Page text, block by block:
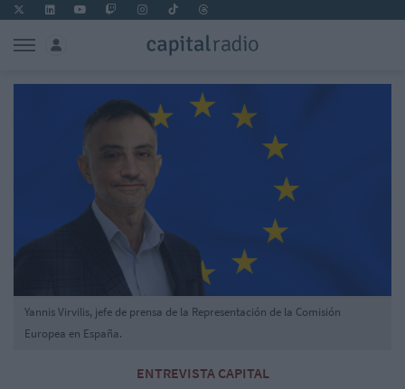
ENTREVISTA CAPITAL
Yannis Virvilis, jefe de prensa de la Representación de la Comisión
Europea en España.